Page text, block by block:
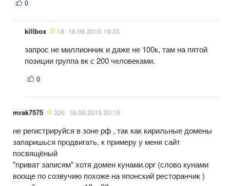
0
killbox 18 16.08.2015 19:33
запрос не миллионник и даже не 100к, там на пятой
позиции группа вк с 200 человеками.
0
mrak7575 326 16.08.2015 20:15
не регистрируйся в зоне рф , так как кирильные домены
запаришься продвигать, к примеру у меня сайт
посвящёный
"приват записям" хотя домен кунами.орг (слово кунами
вооще по созвучию похоже на японский ресторанчик )